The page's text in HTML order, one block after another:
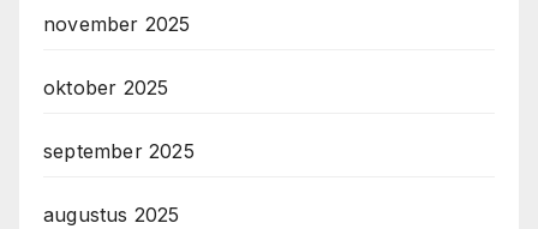
november 2025
oktober 2025
september 2025
augustus 2025